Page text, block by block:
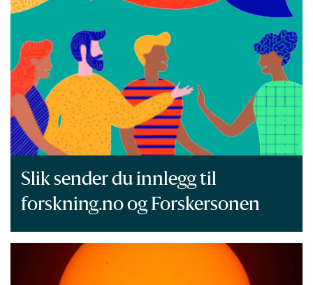
Slik sender du innlegg til
forskning.no og Forskersonen